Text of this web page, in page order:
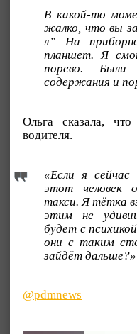
В какой-то
жалко, что вы
л” На
планшет. Я
порево. Были
содержания и
Ольга сказала,
водителя.
«Если я сейчас
этот человек
такси. Я тётка
этим не
будет с
они с таким
зайдёт дальше?»
@pdmnews